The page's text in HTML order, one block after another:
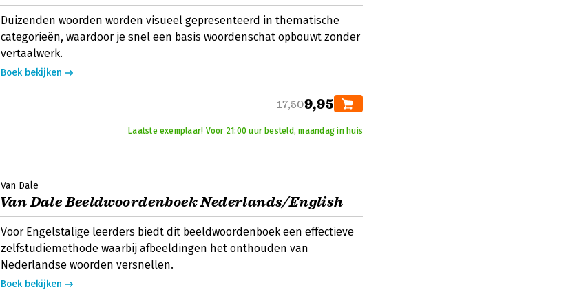
Duizenden woorden worden visueel gepresenteerd in thematische
categorieën, waardoor je snel een basis woordenschat opbouwt zonder
vertaalwerk.
Boek bekijken
17,509,95
Laatste exemplaar! Voor 21:00 uur besteld, maandag in huis
Van Dale
Van Dale Beeldwoordenboek Nederlands/English
Voor Engelstalige leerders biedt dit beeldwoordenboek een effectieve
zelfstudiemethode waarbij afbeeldingen het onthouden van
Nederlandse woorden versnellen.
Boek bekijken